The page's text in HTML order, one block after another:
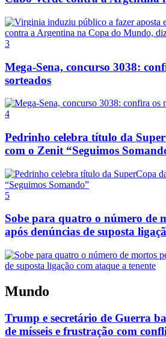
3
Mega-Sena, concurso 3038:
sorteados
4
Pedrinho celebra título da
com o Zenit “Seguimos
5
Sobe para quatro o número de
após denúncias de suposta
Mundo
Trump e secretário de Guerra
de mísseis e frustração com